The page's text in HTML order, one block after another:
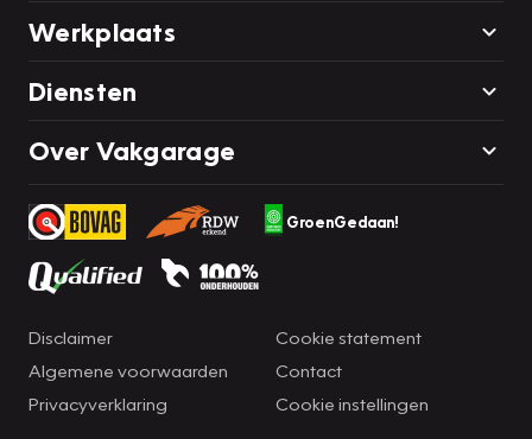
Werkplaats
Diensten
Over Vakgarage
GroenGedaan!
Disclaimer
Algemene voorwaarden
Privacyverklaring
Cookie statement
Contact
Cookie instellingen